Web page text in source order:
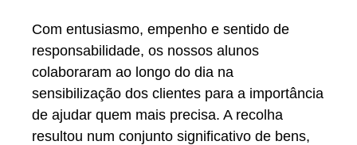
Com entusiasmo, empenho e sentido de
responsabilidade, os nossos alunos
colaboraram ao longo do dia na
sensibilização dos clientes para a importância
de ajudar quem mais precisa. A recolha
resultou num conjunto significativo de bens,